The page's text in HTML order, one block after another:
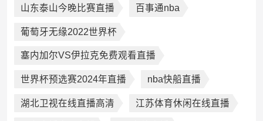
山东泰山今晚比赛直播 百事通nba
葡萄牙无缘2022世界杯
塞内加尔VS伊拉克免费观看直播
世界杯预选赛2024年直播 nba快船直播
湖北卫视在线直播高清 江苏体育休闲在线直播